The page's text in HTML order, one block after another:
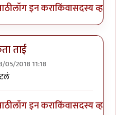
लॉग इन कराकिंवासदस्य व्हा
ताई
05/2018 11:18
लॉग इन कराकिंवासदस्य व्हा